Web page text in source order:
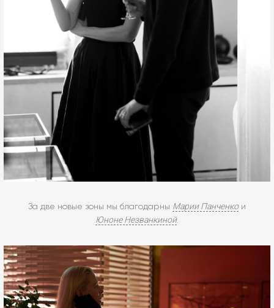
За две новые зоны мы благодарны Марии Панченкои
Юноне Незванкиной.